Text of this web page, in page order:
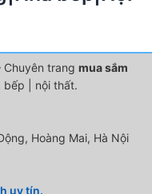
Chuyên trang mua sắm
bếp | nội thất.
Hoàng Mai, Hà Nội
uy tín.